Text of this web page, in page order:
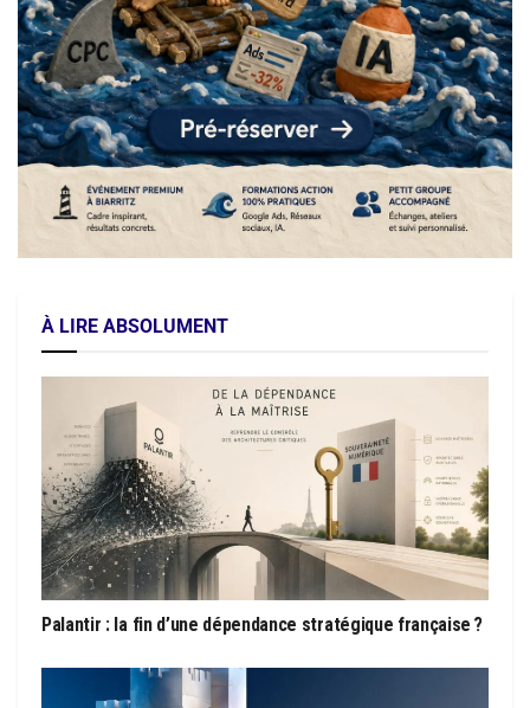
À LIRE ABSOLUMENT
Palantir : la fin d’une dépendance stratégique française ?